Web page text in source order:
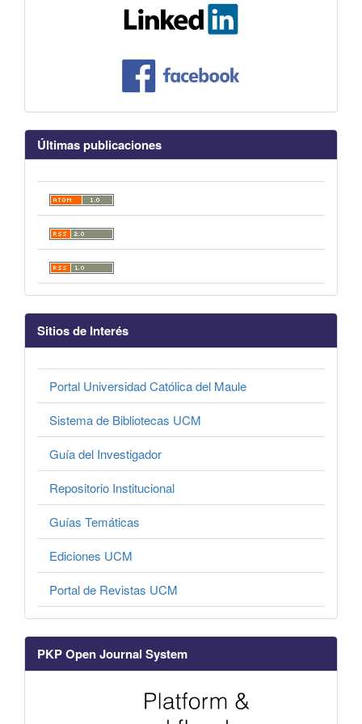
Últimas publicaciones
Sitios de Interés
Portal Universidad Católica del Maule
Sistema de Bibliotecas UCM
Guía del Investigador
Repositorio Institucional
Guías Temáticas
Ediciones UCM
Portal de Revistas UCM
PKP Open Journal System